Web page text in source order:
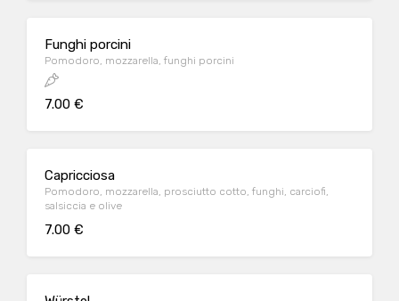
Funghi porcini
Pomodoro, mozzarella, funghi porcini
7.00 €
Capricciosa
Pomodoro, mozzarella, prosciutto cotto, funghi, carciofi,
salsiccia e olive
7.00 €